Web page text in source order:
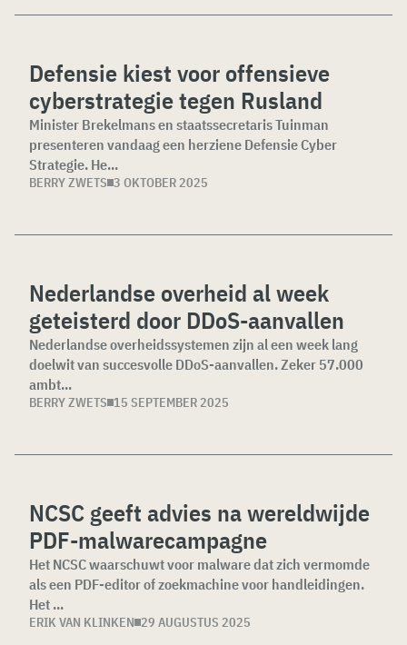
Defensie kiest voor offensieve
cyberstrategie tegen Rusland
Minister Brekelmans en staatssecretaris Tuinman
presenteren vandaag een herziene Defensie Cyber
Strategie. He...
BERRY ZWETS 3 OKTOBER 2025
Nederlandse overheid al week
geteisterd door DDoS-aanvallen
Nederlandse overheidssystemen zijn al een week lang
doelwit van succesvolle DDoS-aanvallen. Zeker 57.000
ambt...
BERRY ZWETS 15 SEPTEMBER 2025
NCSC geeft advies na wereldwijde
PDF-malwarecampagne
Het NCSC waarschuwt voor malware dat zich vermomde
als een PDF-editor of zoekmachine voor handleidingen.
Het ...
ERIK VAN KLINKEN 29 AUGUSTUS 2025